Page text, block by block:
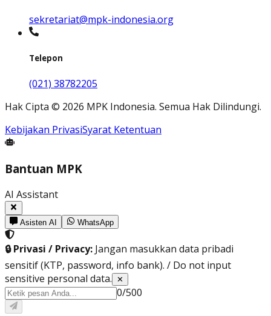
sekretariat@mpk-indonesia.org
Telepon
(021) 38782205
Hak Cipta © 2026 MPK Indonesia. Semua Hak Dilindungi.
Kebijakan PrivasiSyarat Ketentuan
Bantuan MPK
AI Assistant
Asisten AI WhatsApp
🔒 Privasi / Privacy: Jangan masukkan data pribadi
sensitif (KTP, password, info bank). / Do not input
sensitive personal data.
✕
0/500